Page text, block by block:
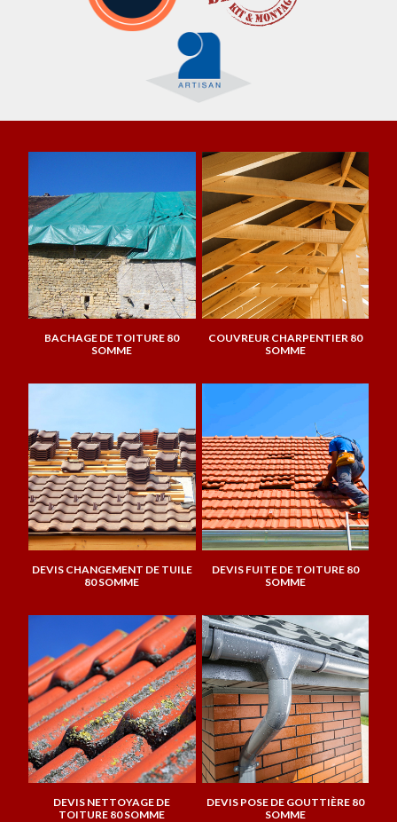
BACHAGE DE TOITURE 80
SOMME
COUVREUR CHARPENTIER 80
SOMME
DEVIS CHANGEMENT DE TUILE
80 SOMME
DEVIS FUITE DE TOITURE 80
SOMME
DEVIS NETTOYAGE DE
TOITURE 80 SOMME
DEVIS POSE DE GOUTTIÈRE 80
SOMME